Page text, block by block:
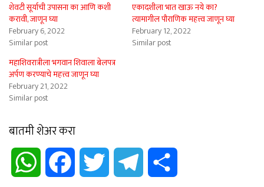
शेवटी सूर्याची उपासना का आणि कशी
करावी, जाणून घ्या
February 6, 2022
Similar post
एकादशीला भात खाऊ नये का?
त्यामागील पौराणिक महत्त्व जाणून घ्या
February 12, 2022
Similar post
महाशिवरात्रीला भगवान शिवाला बेलपत्र
अर्पण करण्याचे महत्त्व जाणून घ्या
February 21, 2022
Similar post
बातमी शेअर करा
WhatsApp Facebook Twitter Telegram